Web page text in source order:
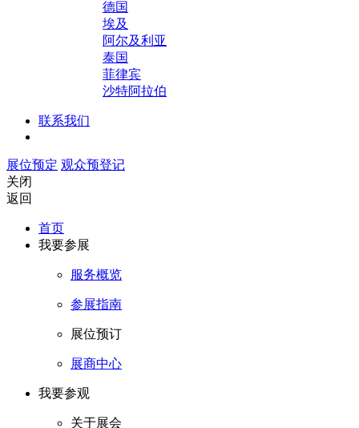
德国
埃及
阿尔及利亚
泰国
菲律宾
沙特阿拉伯
联系我们
展位预定 观众预登记
关闭
返回
首页
我要参展
服务概览
参展指南
展位预订
展商中心
我要参观
关于展会